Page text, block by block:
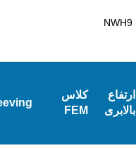
ارتفاع
بالابری
کلاس
FEM